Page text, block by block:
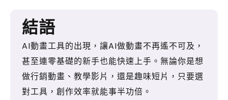
結語
AI動畫工具的出現，讓AI做動畫不再遙不可及，
甚至連零基礎的新手也能快速上手。無論你是想
做行銷動畫、教學影片，還是趣味短片，只要選
對工具，創作效率就能事半功倍。